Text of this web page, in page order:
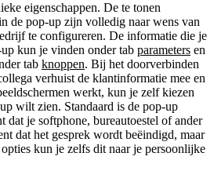
eigenschappen. De te tonen
de pop-up zijn volledig naar wens van
te configureren. De informatie die je
kun je vinden onder tab parameters en
tab knoppen. Bij het doorverbinden
verhuist de klantinformatie mee en
werkt, kun je zelf kiezen
wilt zien. Standaard is de pop-up
dat je softphone, bureautoestel of ander
dat het gesprek wordt beëindigd, maar
kun je zelfs dit naar je persoonlijke